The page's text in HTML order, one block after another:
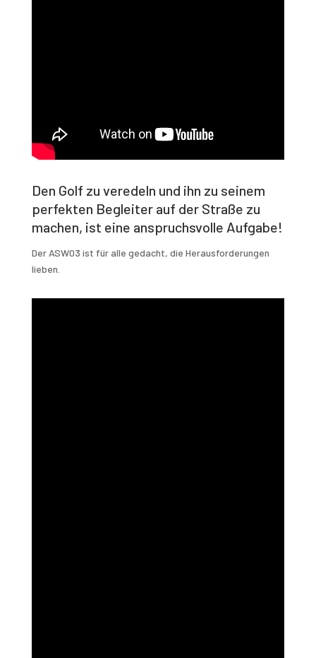
Den Golf zu veredeln und ihn zu seinem
perfekten Begleiter auf der Straße zu
machen, ist eine anspruchsvolle Aufgabe!
Der ASW03 ist für alle gedacht, die Herausforderungen
lieben.